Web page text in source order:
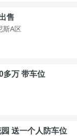
售
斯A区
多万 带车位
送一个人防车位